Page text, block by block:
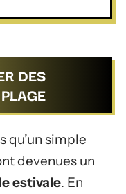
DES
qu’un simple
devenues un
estivale. En